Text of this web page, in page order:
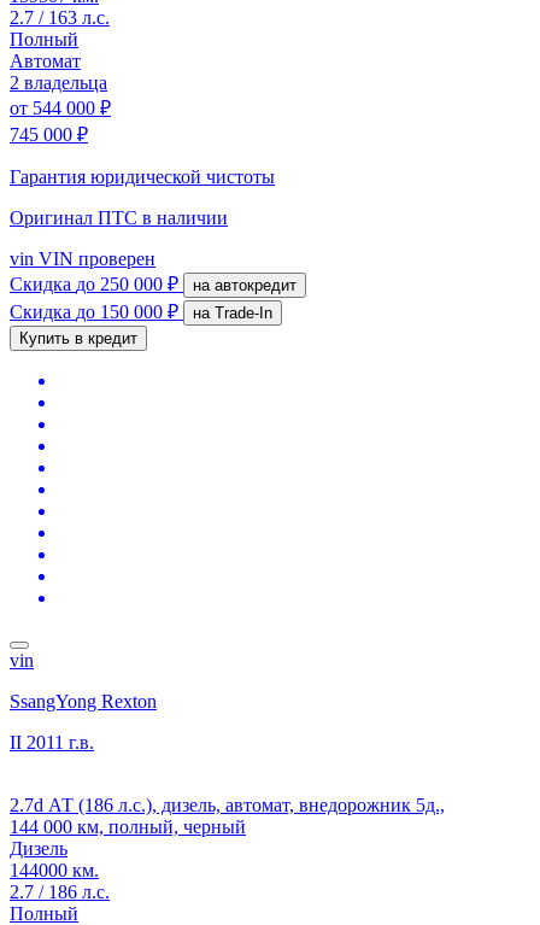
2.7 / 163 л.с.
Полный
Автомат
2 владельца
от 544 000 ₽
745 000 ₽
Гарантия юридической чистоты
Оригинал ПТС в наличии
vin VIN проверен
Скидка до 250 000 ₽ на автокредит
Скидка до 150 000 ₽
на Trade-In
Купить в кредит
vin
SsangYong Rexton
II 2011 г.в.
2.7d АТ (186 л.с.), дизель, автомат, внедорожник 5д.,
144 000 км, полный, черный
Дизель
144000 км.
2.7 / 186 л.с.
Полный